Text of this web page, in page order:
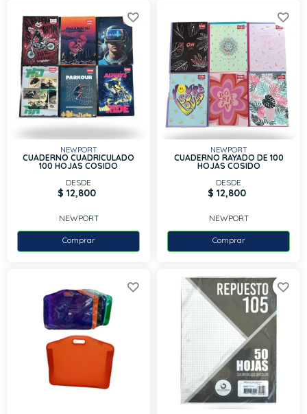
NEWPORT
CUADERNO CUADRICULADO
100 HOJAS COSIDO
DESDE
$ 12,800
NEWPORT
Comprar
NEWPORT
CUADERNO RAYADO DE 100
HOJAS COSIDO
DESDE
$ 12,800
NEWPORT
Comprar